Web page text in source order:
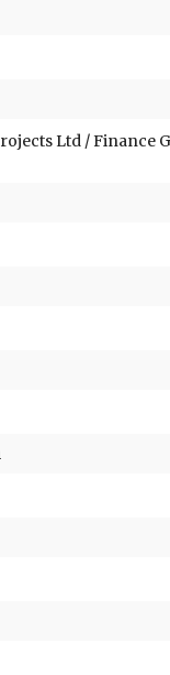
Ltd / Finance